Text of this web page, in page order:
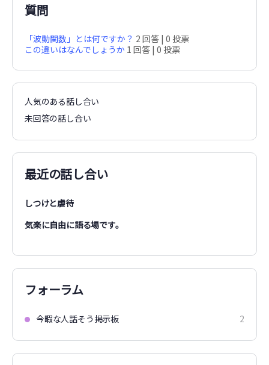
質問
「波動関数」とは何ですか？ 2 回答 | 0 投票
この違いはなんでしょうか 1 回答 | 0 投票
人気のある話し合い
未回答の話し合い
最近の話し合い
しつけと虐待
気楽に自由に語る場です。
フォーラム
今暇な人話そう掲示板 2